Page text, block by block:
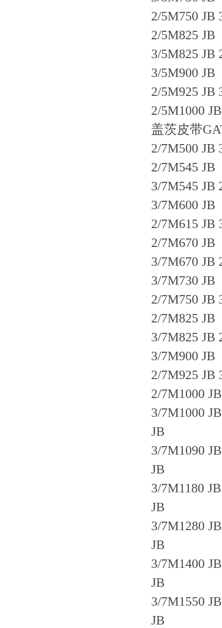
2/5M750 JB
2/5M825 JB
3/5M825 JB
3/5M900 JB
2/5M925 JB
2/5M1000 JB
盖茨皮带
2/7M500 JB
2/7M545 JB
3/7M545 JB
3/7M600 JB
2/7M615 JB
2/7M670 JB
3/7M670 JB
3/7M730 JB
2/7M750 JB
2/7M825 JB
3/7M825 JB
3/7M900 JB
2/7M925 JB
2/7M1000 JB
3/7M1000
JB
3/7M1090
JB
3/7M1180
JB
3/7M1280
JB
3/7M1400
JB
3/7M1550
JB